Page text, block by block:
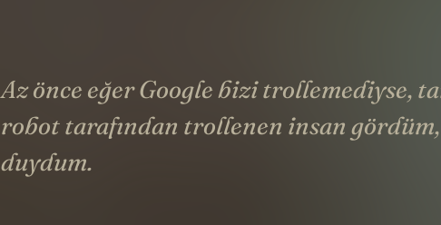
Az önce eğer Google bizi trollemediyse,
robot tarafından trollenen insan
duydum.